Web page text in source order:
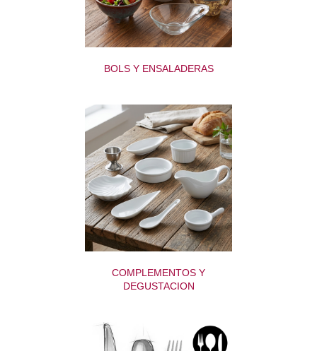
BOLS Y ENSALADERAS
COMPLEMENTOS Y
DEGUSTACION